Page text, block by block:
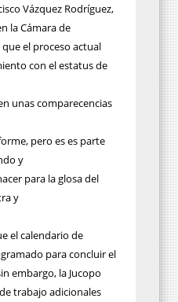
Vázquez Rodríguez,
la Cámara de
el proceso actual
con el estatus de
unascomparecencias
pero es es parte
y
para la glosa del
y
el calendario de
para concluir el
embargo, la Jucopo
trabajo adicionales